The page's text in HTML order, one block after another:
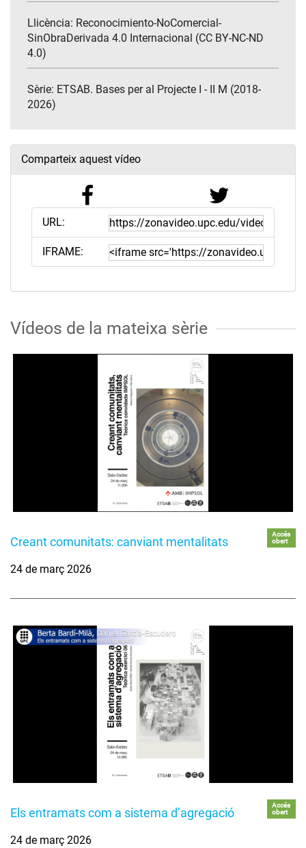
Llicència: Reconocimiento-NoComercial-
SinObraDerivada 4.0 Internacional (CC BY-NC-ND
4.0)
Sèrie: ETSAB. Bases per al Projecte I - II M (2018-
2026)
Comparteix aquest vídeo
URL:
IFRAME:
Vídeos de la mateixa sèrie
Creant comunitats: canviant mentalitats
Accés
obert
24 de març 2026
Els entramats com a sistema d’agregació
Accés
obert
24 de març 2026